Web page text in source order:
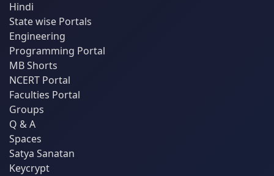
Hindi
State wise Portals
Engineering
Programming Portal
MB Shorts
NCERT Portal
Faculties Portal
Groups
Q & A
Spaces
Satya Sanatan
Keycrypt